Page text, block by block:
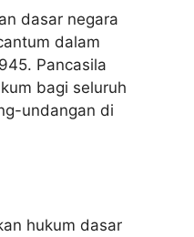
dasar negara
dalam
Pancasila
bagi seluruh
undangan di
hukum dasar